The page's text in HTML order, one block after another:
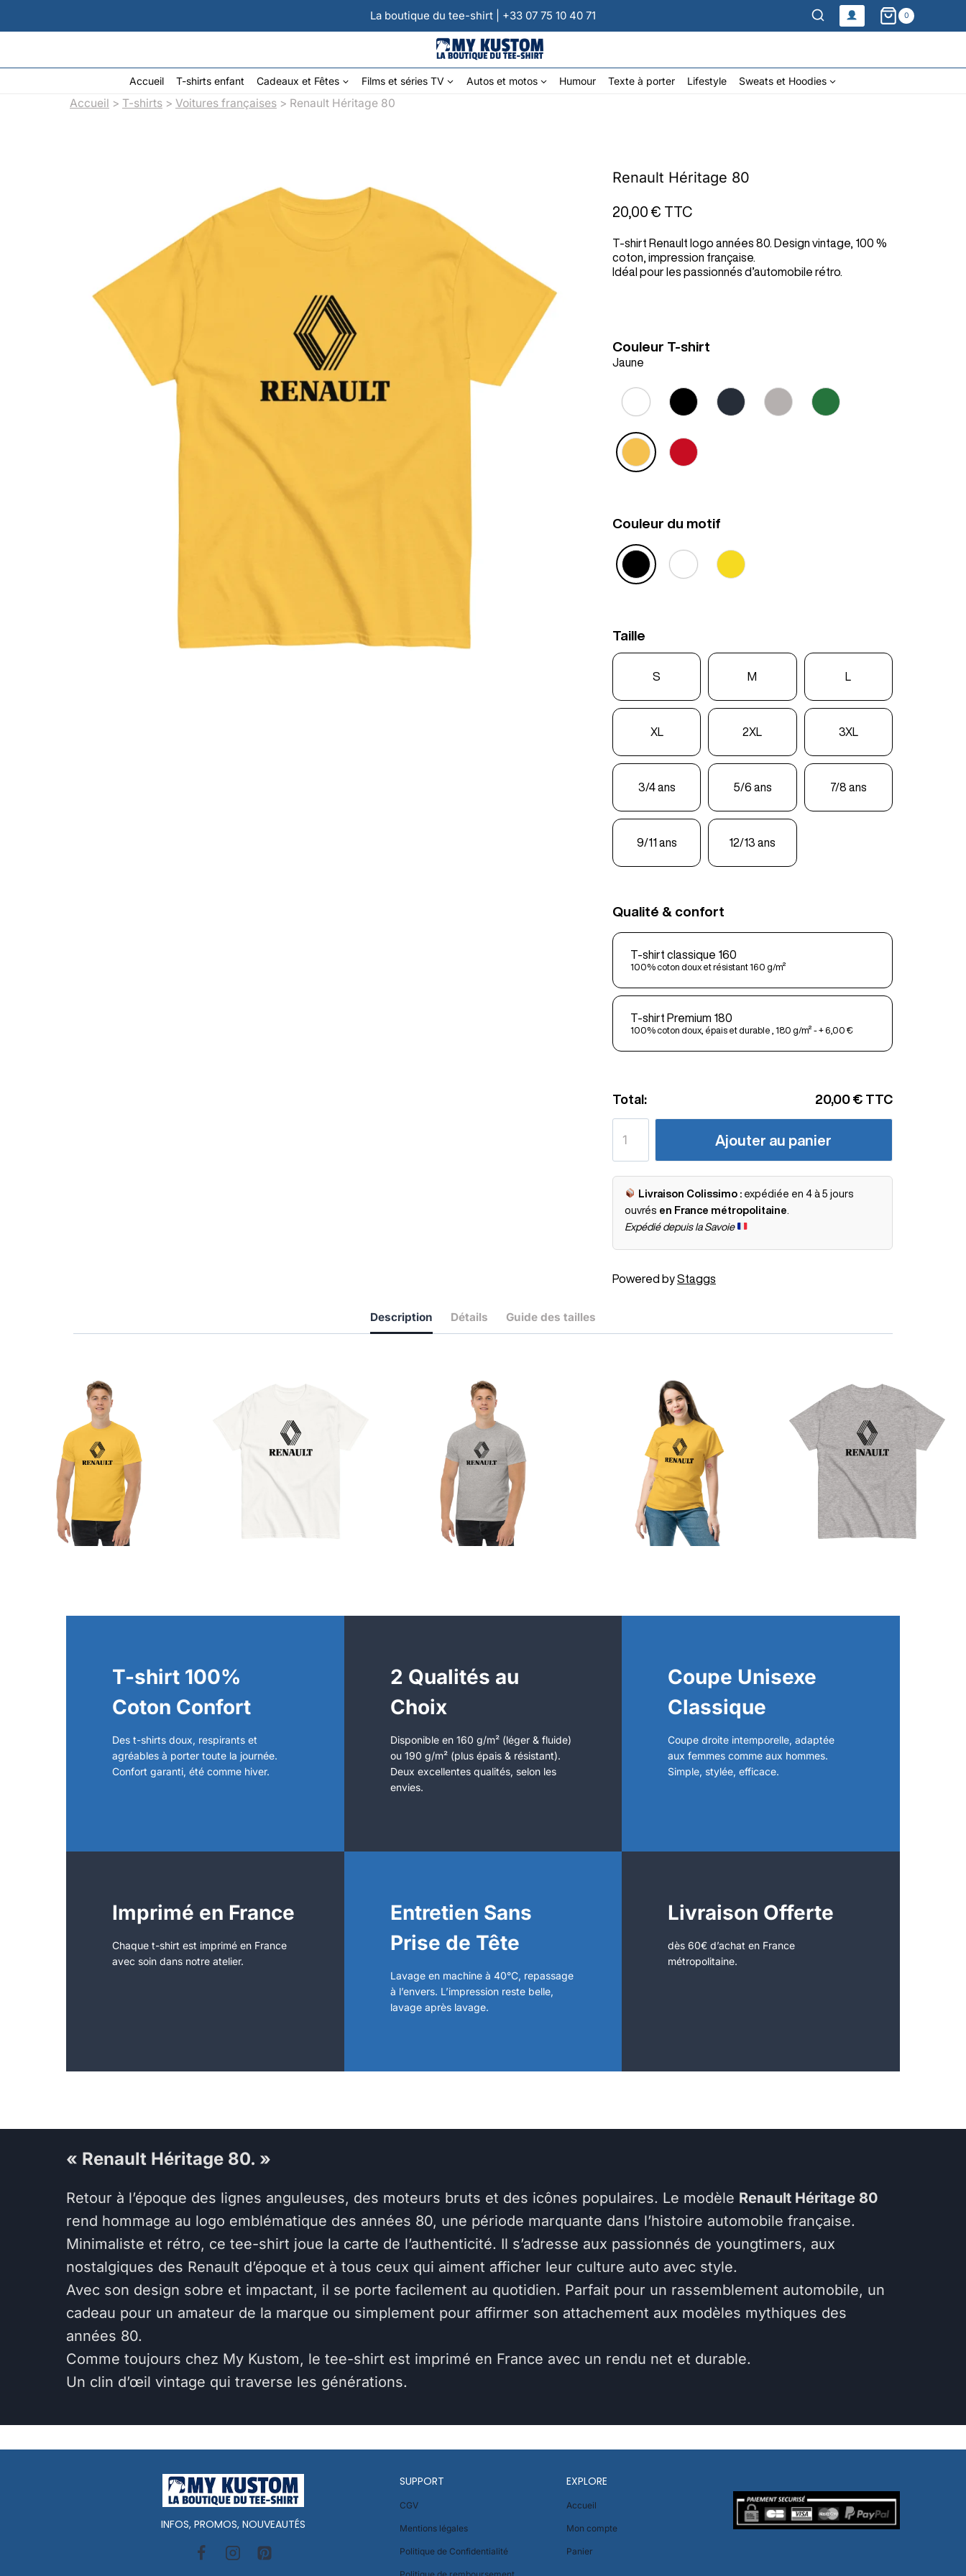
au
La boutique du tee-shirt | +33 07 75 10 40 71 0
Accueil T-shirts enfant Cadeaux et Fêtes Films et séries TV Autos et motos Humour Texte à porter Lifestyle Sweats et Hoodies
Accueil > T-shirts > Voitures françaises > Renault Héritage 80
Renault Héritage 80
20,00 € TTC
T-shirt Renault logo années 80. Design vintage, 100 %
coton, impression française.
Idéal pour les passionnés d’automobile rétro.
Couleur T-shirt
Jaune
Couleur du motif
Taille
S M
XL 2XL 3XL
3/4 ans 5/6 ans 7/8 ans
9/11 ans 12/13 ans
Qualité & confort
T-shirt classique 160
100% coton doux et résistant 160 g/m²
T-shirt Premium 180
100% coton doux, épais et durable , 180 g/m² - + 6,00 €
Total: 20,00 € TTC
Ajouter au panier
Livraison Colissimo : expédiée en 4 à 5 jours
ouvrés en France métropolitaine
Expédié depuis la Savoie
Powered byStaggs
Description Détails Guide des tailles
T-shirt 100%
Coton Confort
Des t-shirts doux, respirants et
agréables à porter toute la journée.
Confort garanti, été comme hiver.
2 Qualités au
Choix
Disponible en 160 g/m² (léger & fluide)
ou 190 g/m² (plus épais & résistant).
Deux excellentes qualités, selon les
envies.
Coupe Unisexe
Classique
Coupe droite intemporelle, adaptée
aux femmes comme aux hommes.
Simple, stylée, efficace.
Imprimé en France
Chaque t-shirt est imprimé en France
avec soin dans notre atelier.
Entretien Sans
Prise de Tête
Lavage en machine à 40°C, repassage
à l’envers. L’impression reste belle,
lavage après lavage.
Livraison Offerte
dès 60€ d’achat en France
métropolitaine.
« Renault Héritage 80. »
Retour à l’époque des lignes anguleuses, des moteurs bruts et des icônes populaires. Le modèle Renault Héritage 80
rend hommage au logo emblématique des années 80, une période marquante dans l’histoire automobile française.
Minimaliste et rétro, ce tee-shirt joue la carte de l’authenticité. Il s’adresse aux passionnés de youngtimers, aux
nostalgiques des Renault d’époque et à tous ceux qui aiment afficher leur culture auto avec style.
Avec son design sobre et impactant, il se porte facilement au quotidien. Parfait pour un rassemblement automobile, un
cadeau pour un amateur de la marque ou simplement pour affirmer son attachement aux modèles mythiques des
années 80.
Comme toujours chez My Kustom, le tee-shirt est imprimé en France avec un rendu net et durable.
Un clin d’œil vintage qui traverse les générations.
INFOS, PROMOS, NOUVEAUTÉS
SUPPORT
CGV
Mentions légales
Politique de Confidentialité
EXPLORE
Accueil
Mon compte
Panier